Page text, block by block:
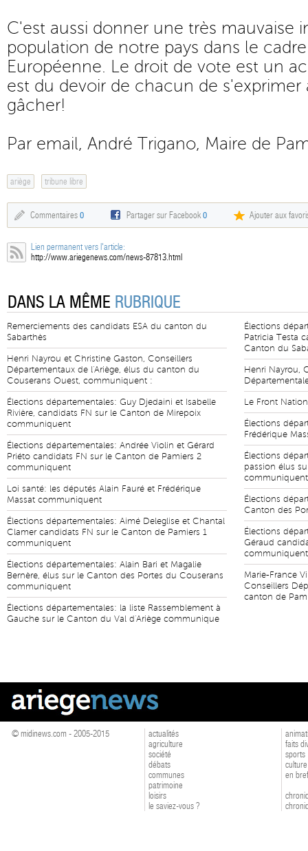
C'est aussi donner une très mauvaise
population de notre pays dans le
Européenne. Le droit de vote est un
est du devoir de chacun de s'exprimer
gâcher!
Par email, André Trigano, Maire de
ariège tribune libre
Commentaires 0 Partager sur Facebook0 Ajouter aux
Lien permanent vers l'article:
http://www.ariegenews.com/news-87813.html
DANS LA MÊME RUBRIQUE
Remerciements des candidats ESA du canton du
Sabarthès
Henri Nayrou et Christine Gaston, Conseillers
Départementaux de l'Ariège, élus du canton du
Couserans Ouest, communiquent :
Élections départementales: Guy Djedaini et Isabelle
Rivière, candidats FN sur le Canton de Mirepoix
communiquent
Élections départementales: Andrée Violin et Gérard
Priéto candidats FN sur le Canton de Pamiers 2
communiquent
Loi santé: les députés Alain Fauré et Frédérique
Massat communiquent
Élections départementales: Aimé Deleglise et Chantal
Clamer candidats FN sur le Canton de Pamiers 1
communiquent
Élections départementales: Alain Bari et Magalie
Bernère, élus sur le Canton des Portes du Couserans
communiquent
Élections départementales: la liste Rassemblement à
Gauche sur le Canton du Val d'Ariège communique
Élections
Patricia Testa
Canton du
Henri Nayrou,
Le Front
Élections
Frédérique
Élections
passion élus
communiquent
Élections
Canton des
Élections
Géraud
communiquent
Marie-France
Conseillers
canton de
© midinews.com - 2005-2015
actualités
agriculture
société
débats
communes
patrimoine
loisirs
le saviez-vous ?
faits
sports
culture
en bref